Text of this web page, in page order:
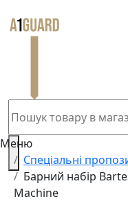
Меню
Спеціальні
Барний набір
Machine